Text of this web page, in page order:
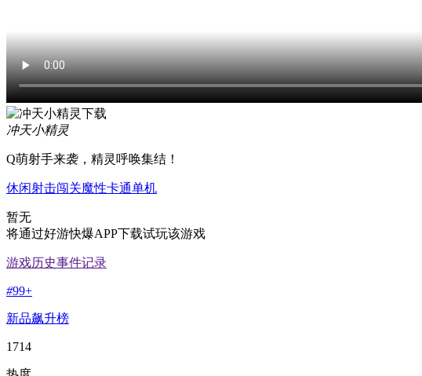
冲天小精灵
Q萌射手来袭，精灵呼唤集结！
休闲射击闯关魔性卡通单机
暂无
将通过好游快爆APP下载试玩该游戏
游戏历史事件记录
#99+
新品飙升榜
1714